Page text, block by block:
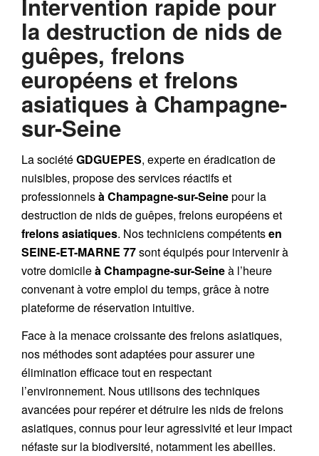
Intervention rapide pour
la destruction de nids de
guêpes, frelons
européens et frelons
asiatiques à Champagne-
sur-Seine
La sociétéGDGUEPES, experte en éradication de
nuisibles, propose des services réactifs et
professionnelsà Champagne-sur-Seinepour la
destruction de nids de guêpes, frelons européenset
frelons asiatiques. Nos techniciens compétentsen
SEINE-ET-MARNE 77sont équipés pour intervenir à
votre domicileà Champagne-sur-Seineà l’heure
convenant à votre emploi du temps, grâce à notre
plateforme de réservation intuitive.
Face à la menace croissante des frelons asiatiques,
nos méthodes sont adaptées pour assurer une
élimination efficace tout en respectant
l’environnement. Nous utilisons des techniques
avancées pour repérer et détruire les nids defrelons
asiatiques, connus pour leur agressivité et leur impact
néfaste sur la biodiversité, notamment les abeilles.